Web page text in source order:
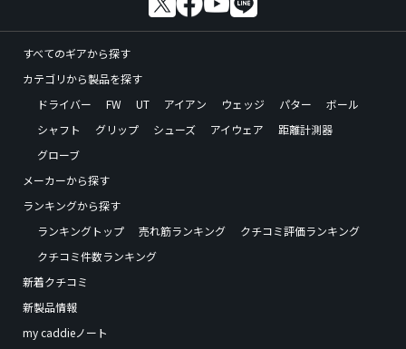
すべてのギアから探す
カテゴリから製品を探す
ドライバー
FW UT アイアン ウェッジ パター
ボール
シャフト
グリップ シューズ アイウェア
距離計測器
グローブ
メーカーから探す
ランキングから探す
ランキングトップ
売れ筋ランキング
クチコミ評価ランキング
クチコミ件数ランキング
新着クチコミ
新製品情報
my caddieノート